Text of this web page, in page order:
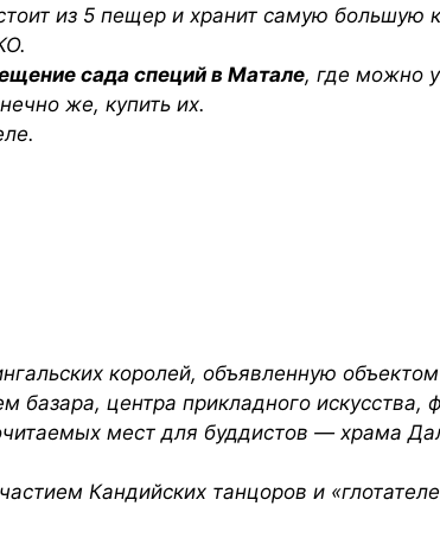
из 5 пещер и хранит самую большую
сада специй в Матале, где можно
же, купить их.
королей, объявленную
центра прикладного искусства,
мест для буддистов — храма
Кандийских танцоров и